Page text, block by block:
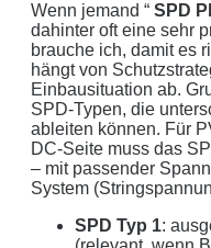
Wenn jemand “ SPD
dahinter oft eine sehr
brauche ich, damit es
hängt von
Einbausituation ab.
SPD-Typen, die
ableiten können. Für
DC-Seite muss das
– mit passender
System
SPD Typ 1: